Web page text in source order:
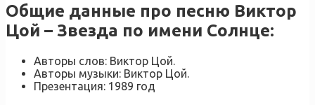
Общие данные про песню Виктор
Цой – Звезда по имени Солнце:
Авторы слов: Виктор Цой.
Авторы музыки: Виктор Цой.
Презентация: 1989 год